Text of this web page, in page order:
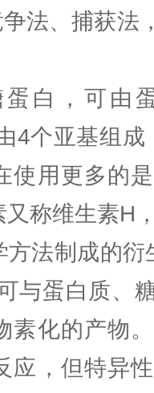
法、捕获法
白，可由
4个亚基组
使用更多的
称维生素H
方法制成的
与蛋白质、
素化的产物
应，但特异